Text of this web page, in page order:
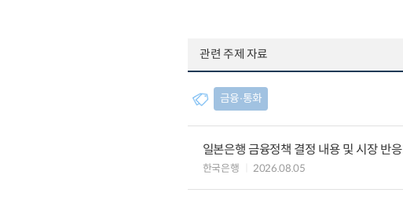
관련 주제 자료
금융∙통화
일본은행 금융정책 결정 내용 및 시장 반응
한국은행 2026.08.05